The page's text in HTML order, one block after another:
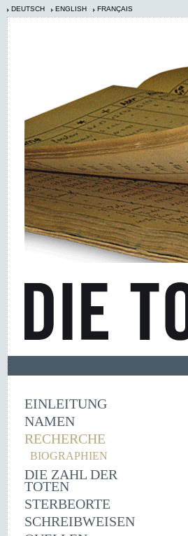
DEUTSCH ENGLISH FRANÇAIS
EINLEITUNG
NAMEN
RECHERCHE
BIOGRAPHIEN
DIE ZAHL DER
TOTEN
STERBEORTE
SCHREIBWEISEN